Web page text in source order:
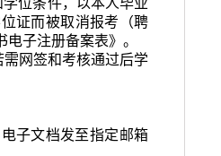
位条件，以本人毕业
证而被取消报考（聘
子注册备案表》。
需网签和考核通过后学
子文档发至指定邮箱